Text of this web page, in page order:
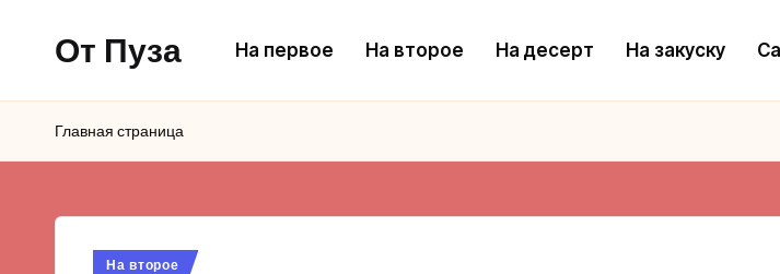
Перейти
содержимому
От Пуза
очень
вкусные
рецепты!
На первое На второе На десерт На закуску
Главная страница
Опубликовано
На второе